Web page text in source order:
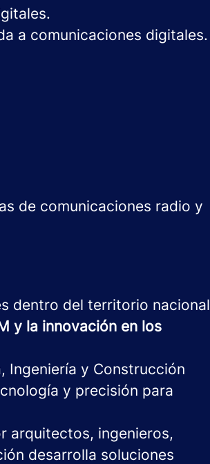
a comunicaciones digitales.
de comunicaciones radio y
dentro del territorio nacional
y la innovación en los
Ingeniería y Construcción
y precisión para
arquitectos, ingenieros,
desarrolla soluciones